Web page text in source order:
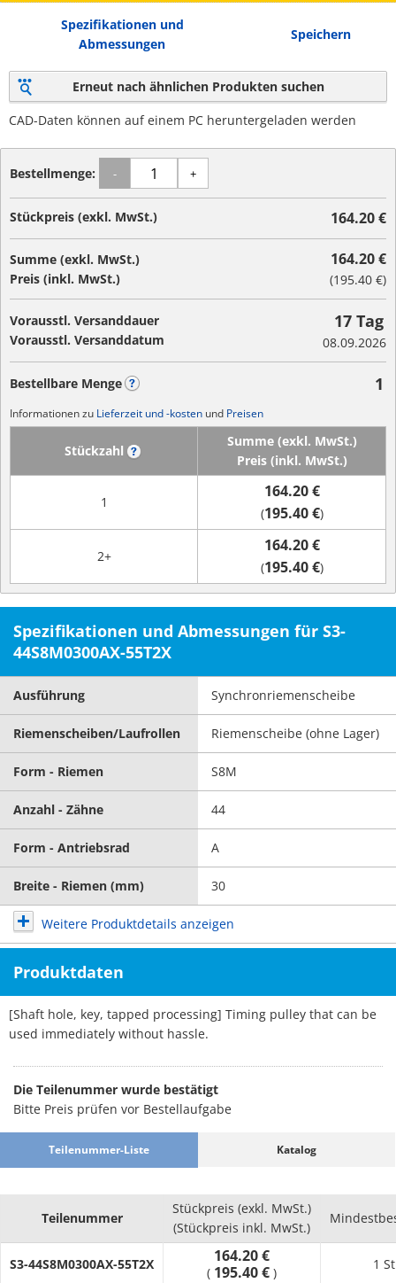
Spezifikationen und
Abmessungen
Speichern
Erneut nach ähnlichen Produkten suchen
CAD-Daten können auf einem PC heruntergeladen werden
Bestellmenge: - +
Stückpreis (exkl. MwSt.) 164.20 €
Summe (exkl. MwSt.)
Preis (inkl. MwSt.)
164.20 €
(195.40 €)
Vorausstl. Versanddauer
Vorausstl. Versanddatum
17 Tag
08.09.2026
Bestellbare Menge 1
Informationen zu Lieferzeit und -kosten und Preisen
Stückzahl
Summe (exkl. MwSt.)
Preis (inkl. MwSt.)
1
164.20 €
(195.40 €)
2+
164.20 €
(195.40 €)
Spezifikationen und Abmessungen für S3-
44S8M0300AX-55T2X
Ausführung Synchronriemenscheibe
Riemenscheiben/Laufrollen Riemenscheibe (ohne Lager)
Form - Riemen S8M
Anzahl - Zähne 44
Form - Antriebsrad A
Breite - Riemen (mm) 30
Weitere Produktdetails anzeigen
Produktdaten
[Shaft hole, key, tapped processing] Timing pulley that can be
used immediately without hassle.
Die Teilenummer wurde bestätigt
Bitte Preis prüfen vor Bestellaufgabe
Teilenummer-Liste Katalog
Teilenummer
Stückpreis (exkl. MwSt.)
(Stückpreis inkl. MwSt.)
S3-44S8M0300AX-55T2X 164.20 €
( 195.40 € )
1